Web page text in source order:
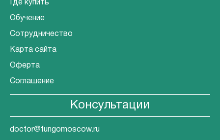
Где купить
Обучение
Сотрудничество
Карта сайта
Оферта
Соглашение
Консультации
doctor@fungomoscow.ru